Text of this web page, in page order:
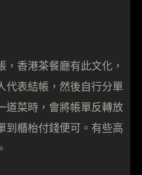
香港茶餐廳有此文化，
代表結帳，然後自行分單
道菜時，會將帳單反轉放
到櫃枱付錢便可。有些高